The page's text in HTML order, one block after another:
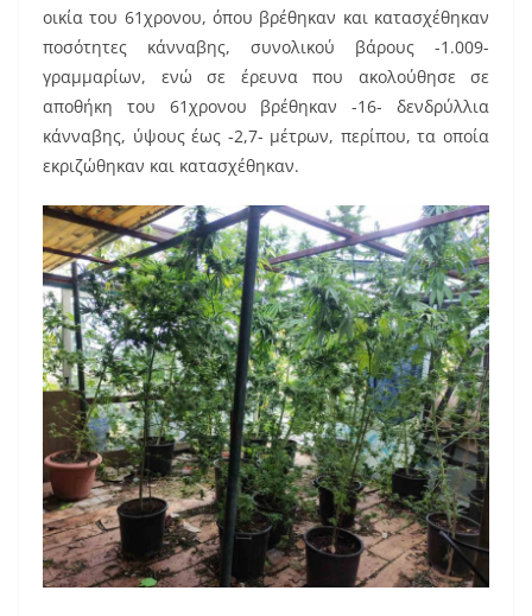
οικία του 61χρονου, όπου βρέθηκαν και κατασχέθηκαν
ποσότητες κάνναβης, συνολικού βάρους -1.009-
γραμμαρίων, ενώ σε έρευνα που ακολούθησε σε
αποθήκη του 61χρονου βρέθηκαν -16- δενδρύλλια
κάνναβης, ύψους έως -2,7- μέτρων, περίπου, τα οποία
εκριζώθηκαν και κατασχέθηκαν.